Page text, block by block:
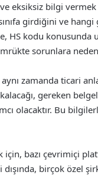
eksiksiz bilgi
girdiğini ve
HS kodu
sorunlara
zamanda ticari
gereken
olacaktır. Bu
için, bazı çevrimiçi
birçok özel